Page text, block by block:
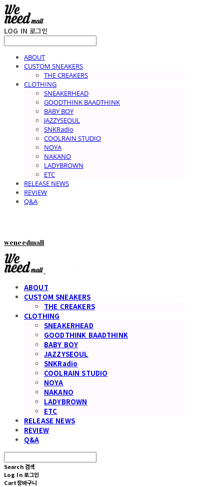
LOG IN 로그인
ABOUT
CUSTOM SNEAKERS
THE CREAKERS
CLOTHING
SNEAKERHEAD
GOODTHINK BAADTHINK
BABY BOY
JAZZYSEOUL
SNKRadio
COOLRAIN STUDIO
NOYA
NAKANO
LADYBROWN
ETC
RELEASE NEWS
REVIEW
Q&A
weneedmall
ABOUT
CUSTOM SNEAKERS
THE CREAKERS
CLOTHING
SNEAKERHEAD
GOODTHINK BAADTHINK
BABY BOY
JAZZYSEOUL
SNKRadio
COOLRAIN STUDIO
NOYA
NAKANO
LADYBROWN
ETC
RELEASE NEWS
REVIEW
Q&A
Search 검색
Log In 로그인
Cart장바구니